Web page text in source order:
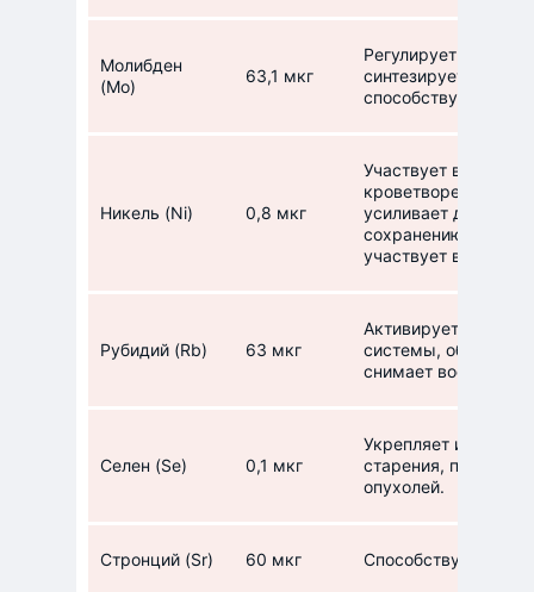
Молибден
(Mo)
63,1 мкг
Регулирует
синтезирует
способствует
Никель (Ni) 0,8 мкг
Участвует в
кроветворения,
усиливает
сохранению
участвует в
Рубидий (Rb) 63 мкг
Активирует
системы, обладает
снимает
Селен (Se) 0,1 мкг
Укрепляет
старения,
опухолей.
Стронций (Sr) 60 мкг Способствует